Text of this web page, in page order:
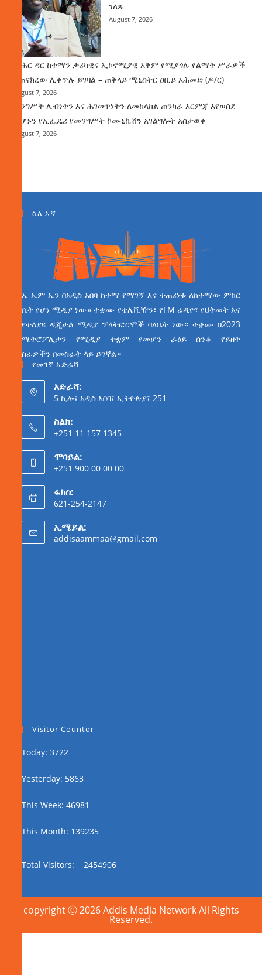
ገለጹ
August 7, 2026
የባሕር ዳር ከተማን ታሪካዊና ኢኮኖሚያዊ አቅም የሚያጎሉ የልማት ሥራዎች
ተጠናክረው ሊቀጥሉ ይገባል – ጠቅላይ ሚኒስትር ዐቢይ አሕመድ (ዶ/ር)
August 7, 2026
መንግሥት ሌብነትን እና ሕገወጥነትን ለመከላከል ጠንካራ እርምጃ እየወሰደ
መሆኑን የኢፌዴሪ የመንግሥት ኮሙኒኬሽን አገልግሎት አስታወቀ
August 7, 2026
ስለ እኛ
ኤ ኤም ኤን በአዲስ አበባ ከተማ የማገኝ እና ተጠሪነቱ ለከተማው ምክር
ቤት የሆነ ሚዲያ ነው። ተቋሙ የቴሌቪዥን፣ የFM ሬዲዮ፣ የህትመት እና
የተለያዩ ዲጂታል ሚዲያ ፕላትፎርሞች ባለቤት ነው። ተቋሙ በ2023
ሜትሮፖሊታን የሚዲያ ተቋም የመሆን ራዕይ ሰንቆ የይዘት
ስራዎችን በመስራት ላይ ይገኛል።
የመገኛ አድራሻ
አድራሻ:
5 ኪሎ፣ አዲስ አበባ፣ ኢትዮጵያ፣ 251
ስልክ:
+251 11 157 1345
ሞባይል:
+251 900 00 00 00
ፋክስ:
621-254-2147
ኢሜይል:
addisaammaa@gmail.com
Visitor Countor
Today: 3722
Yesterday: 5863
This Week: 46981
This Month: 139235
Total Visitors: 2454906
copyright Ⓒ 2026 Addis Media Network All Rights
Reserved.